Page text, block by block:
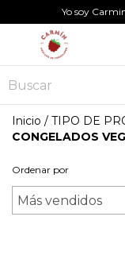
Yo soy
Inicio / TIPO DE
CONGELADOS
Ordenar por